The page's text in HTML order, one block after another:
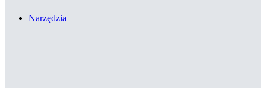
Narzędzia